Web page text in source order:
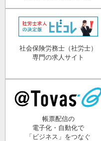
社会保険労務士（社労士）
専門の求人サイト
帳票配信の
電子化・自動化で
「ビジネス」をつなぐ